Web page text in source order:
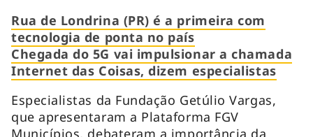
Rua de Londrina (PR) é a primeira com
tecnologia de ponta no país
Chegada do 5G vai impulsionar a chamada
Internet das Coisas, dizem especialistas
Especialistas da Fundação Getúlio Vargas,
que apresentaram a Plataforma FGV
Municípios, debateram a importância da